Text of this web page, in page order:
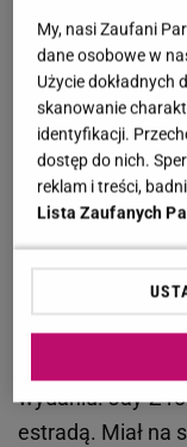
Zobacz wideo
na premierze
Beyonce i Jay-
gwiazdy
Tłumy polskich
widzimy
kreacjach i
występem
wydaniu. Jay-Z
estradą. Miał na
My, nasi Zaufani
dane osobowe w
Użycie dokładnych
skanowanie
identyfikacji.
dostęp do nich.
reklam i treści,
Lista Zaufanych